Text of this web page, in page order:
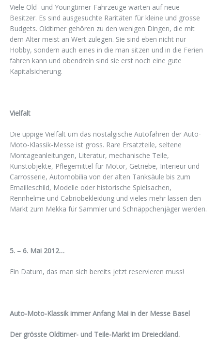
Viele Old- und Youngtimer-Fahrzeuge warten auf neue
Besitzer. Es sind ausgesuchte Raritäten für kleine und grosse
Budgets. Oldtimer gehören zu den wenigen Dingen, die mit
dem Alter meist an Wert zulegen. Sie sind eben nicht nur
Hobby, sondern auch eines in die man sitzen und in die Ferien
fahren kann und obendrein sind sie erst noch eine gute
Kapitalsicherung.
Vielfalt
Die üppige Vielfalt um das nostalgische Autofahren der Auto-
Moto-Klassik-Messe ist gross. Rare Ersatzteile, seltene
Montageanleitungen, Literatur, mechanische Teile,
Kunstobjekte, Pflegemittel für Motor, Getriebe, Interieur und
Carrosserie, Automobilia von der alten Tanksäule bis zum
Emailleschild, Modelle oder historische Spielsachen,
Rennhelme und Cabriobekleidung und vieles mehr lassen den
Markt zum Mekka für Sammler und Schnäppchenjäger werden.
5. – 6. Mai 2012…
Ein Datum, das man sich bereits jetzt reservieren muss!
Auto-Moto-Klassik immer Anfang Mai in der Messe Basel
Der grösste Oldtimer- und Teile-Markt im Dreieckland.